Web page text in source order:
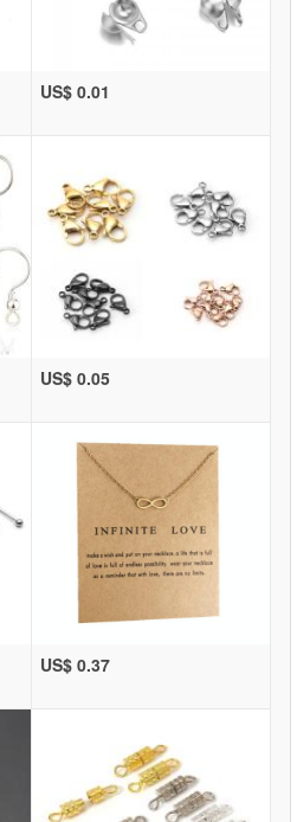
US$ 0.01
US$ 0.05
US$ 0.37